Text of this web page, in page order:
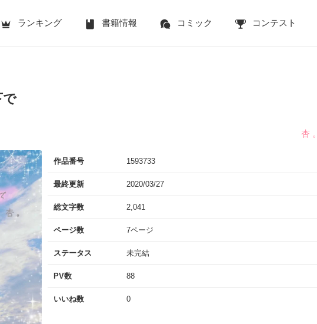
ランキング 書籍情報 コミック コンテスト
で
杏 。
作品番号 1593733
最終更新 2020/03/27
総文字数 2,041
ページ数 7ページ
ステータス 未完結
PV数 88
いいね数 0